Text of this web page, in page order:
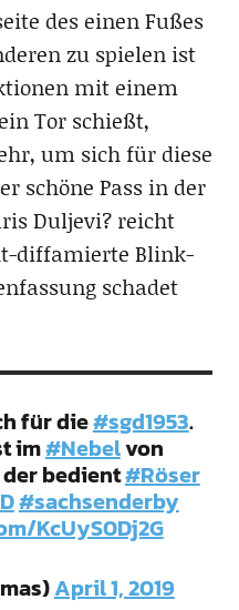
des einen Fußes
zu spielen ist
mit einem
Tor schießt,
um sich für diese
schöne Pass in der
Duljevi? reicht
diffamierte Blink-
schadet
für die#sgd1953.
im#Nebelvon
bedient#Röser
#sachsenderby
KcUyS0Dj2G
April 1, 2019